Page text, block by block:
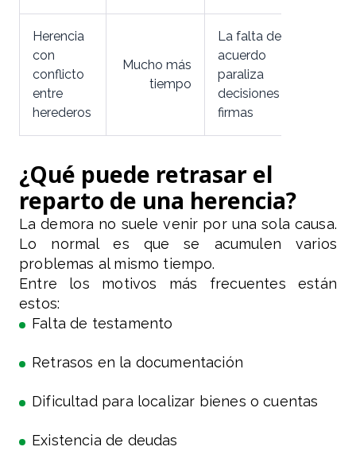
Herencia
con
conflicto
entre
herederos
Mucho más
tiempo
La falta de
acuerdo
paraliza
decisiones y
firmas
¿Qué puede retrasar el
reparto de una herencia?
La demora no suele venir por una sola causa.
Lo normal es que se acumulen varios
problemas al mismo tiempo.
Entre los motivos más frecuentes están
estos:
Falta de testamento
Retrasos en la documentación
Dificultad para localizar bienes o cuentas
Existencia de deudas